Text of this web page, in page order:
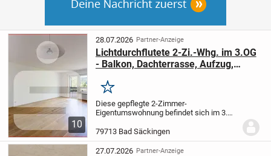
10
28.07.2026 Partner-Anzeige
Lichtdurchflutete 2-Zi.-Whg. im 3.OG
- Balkon, Dachterrasse, Aufzug,
Merken
Diese gepflegte 2-Zimmer-
Eigentumswohnung befindet sich im 3.
Bauweise errichteten Wohngebäudes mit
32 Parteien. Das Objekt ist hervorragend
verwaltet und weist...
79713 Bad Säckingen
27.07.2026 Partner-Anzeige